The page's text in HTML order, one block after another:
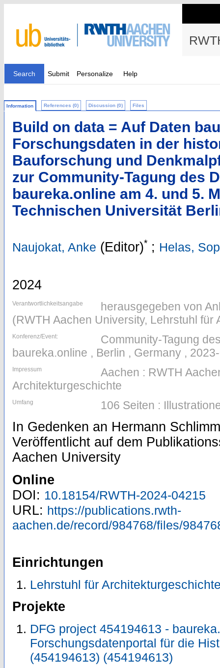
Search Submit Personalize Help
Information References (0) Discussion (0) Files
Build on data = Auf Daten
Forschungsdaten in der
Bauforschung und
zur Community-Tagung des
baureka.online am 4. und 5.
Technischen Universität
Naujokat, Anke (Editor)* ; Helas,
2024
Verantwortlichkeitsangabe
herausgegeben von
(RWTH Aachen University, Lehrstuhl für
Konferenz/Event:
Community-Tagung
baureka.online , Berlin , Germany ,
Impressum
Aachen : RWTH
Architekturgeschichte
Umfang 106 Seiten :
In Gedenken an Hermann
Veröffentlicht auf dem
Aachen University
Online
DOI: 10.18154/RWTH-2024-04215
URL: https://publications.rwth-
aachen.de/record/984768/files/
Einrichtungen
Lehrstuhl für
Projekte
DFG project 454194613 -
Forschungsdatenportal für die
(454194613) (454194613)